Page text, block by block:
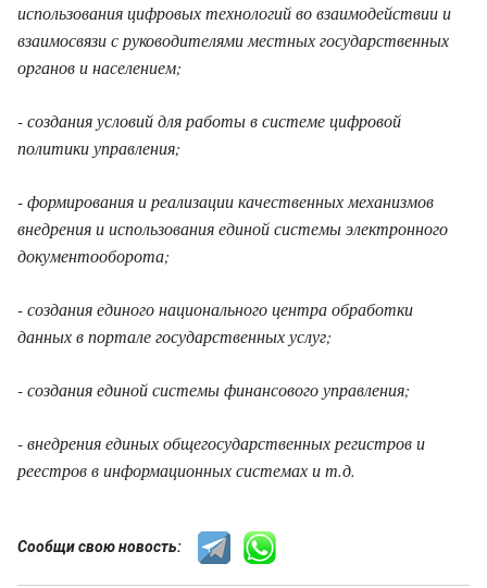
использования цифровых технологий во взаимодействии и
взаимосвязи с руководителями местных государственных
органов и населением;
- создания условий для работы в системе цифровой
политики управления;
- формирования и реализации качественных механизмов
внедрения и использования единой системы электронного
документооборота;
- создания единого национального центра обработки
данных в портале государственных услуг;
- создания единой системы финансового управления;
- внедрения единых общегосударственных регистров и
реестров в информационных системах и т.д.
Сообщи свою новость: